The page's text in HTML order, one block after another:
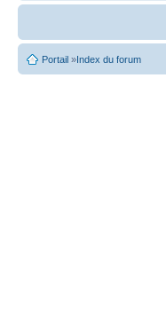
Portail »Index du forum